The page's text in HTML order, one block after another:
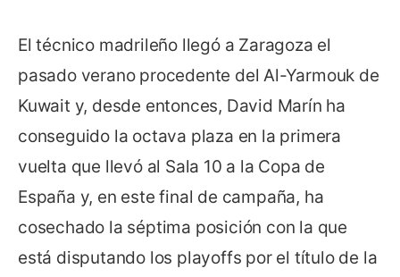
El técnico madrileño llegó a Zaragoza el
pasado verano procedente del Al-Yarmouk de
Kuwait y, desde entonces, David Marín ha
conseguido la octava plaza en la primera
vuelta que llevó al Sala 10 a la Copa de
España y, en este final de campaña, ha
cosechado la séptima posición con la que
está disputando los playoffs por el título de la